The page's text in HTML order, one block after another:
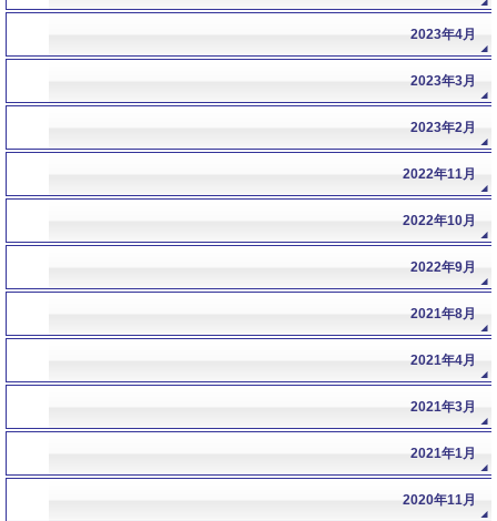
2023年4月
2023年3月
2023年2月
2022年11月
2022年10月
2022年9月
2021年8月
2021年4月
2021年3月
2021年1月
2020年11月